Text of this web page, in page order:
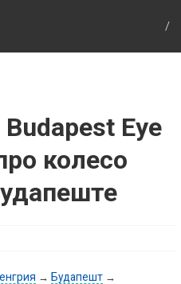
Eye
колесо
→ Будапешт→